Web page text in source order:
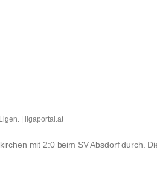
| ligaportal.at
mit 2:0 beim SV Absdorf durch.